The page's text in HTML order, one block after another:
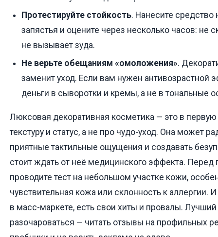
Протестируйте стойкость. Нанесите
запястья и оцените через несколько часов: не
не вызывает зуда.
Не верьте обещаниям «омоложения».
заменит уход. Если вам нужен антивозрастной
деньги в сыворотки и кремы, а не в тональные
Люксовая декоративная косметика — это в первую
текстуру и статус, а не про чудо-уход. Она может
приятные тактильные ощущения и создавать
стоит ждать от неё медицинского эффекта. Перед
проводите тест на небольшом участке кожи,
чувствительная кожа или склонность к аллергии.
в масс-маркете, есть свои хиты и провалы.
разочароваться — читать отзывы на профильных